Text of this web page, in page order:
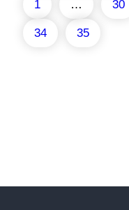
1 … 30
34 35